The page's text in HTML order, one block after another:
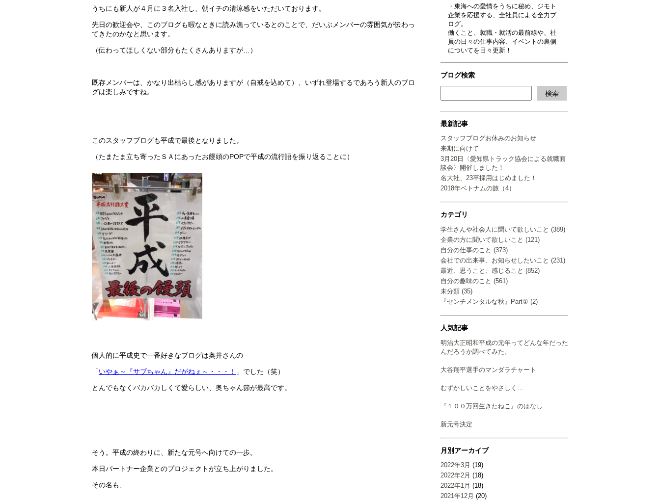
・東海への愛情をうちに秘め、ジモト
企業を応援する、全社員による全力ブ
ログ。
働くこと、就職・就活の最前線や、社
員の日々の仕事内容、イベントの裏側
についてを日々更新！
ブログ検索
最新記事
スタッフブログお休みのお知らせ
来期に向けて
3月20日〈愛知県トラック協会による就職面
談会〉開催しました！
名大社、23卒採用はじめました！
2018年ベトナムの旅（4）
カテゴリ
学生さんや社会人に聞いて欲しいこと (389)
企業の方に聞いて欲しいこと (121)
自分の仕事のこと (373)
会社での出来事、お知らせしたいこと (231)
最近、思うこと、感じること (852)
自分の趣味のこと (561)
未分類 (35)
『センチメンタルな秋』Part① (2)
人気記事
明治大正昭和平成の元年ってどんな年だった
んだろうか調べてみた。
大谷翔平選手のマンダラチャート
むずかしいことをやさしく…
『１００万回生きたねこ』のはなし
新元号決定
月別アーカイブ
2022年3月 (19)
2022年2月 (18)
2022年1月 (18)
2021年12月 (20)
うちにも新人が４月に３名入社し、朝イチの清涼感をいただいております。
先日の歓迎会や、このブログも暇なときに読み漁っているとのことで、だいぶメンバーの雰囲気が伝わっ
てきたのかなと思います。
（伝わってほしくない部分もたくさんありますが…）
既存メンバーは、かなり出枯らし感がありますが（自戒を込めて）、いずれ登場するであろう新人のブロ
グは楽しみですね。
このスタッフブログも平成で最後となりました。
（たまたま立ち寄ったＳＡにあったお饅頭のPOPで平成の流行語を振り返ることに）
個人的に平成史で一番好きなブログは奥井さんの
「いやぁ～『サブちゃん』だがねぇ～・・・！ 」でした（笑）
とんでもなくバカバカしくて愛らしい、奥ちゃん節が最高です。
そう。平成の終わりに、新たな元号へ向けての一歩。
本日パートナー企業とのプロジェクトが立ち上がりました。
その名も、